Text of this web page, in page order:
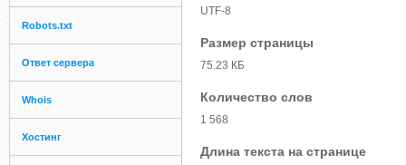
Robots.txt
Ответ сервера
Whois
Хостинг
UTF-8
Размер страницы
75.23 КБ
Количество слов
1 568
Длина текста на странице